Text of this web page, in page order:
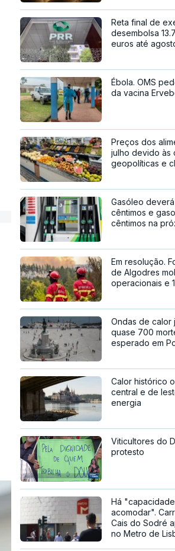
Reta final de
desembolsa
euros até
Ébola. OMS
da vacina
Preços dos
julho devido às
geopolíticas e
Gasóleo
cêntimos e
cêntimos na
Em resolução.
de Algodres
operacionais e
Ondas de calor
quase 700
esperado em
Calor histórico
central e de
energia
Viticultores do
protesto
Há
acomodar".
Cais do Sodré
no Metro de